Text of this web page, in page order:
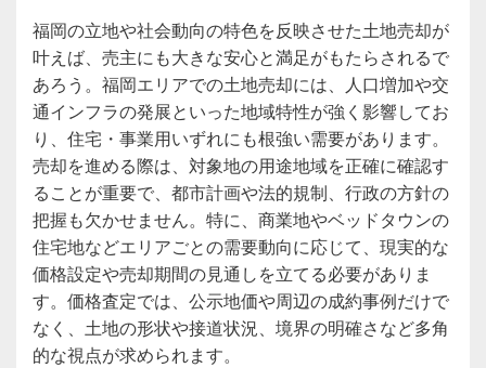
福岡の立地や社会動向の特色を反映させた土地売却が
叶えば、売主にも大きな安心と満足がもたらされるで
あろう。福岡エリアでの土地売却には、人口増加や交
通インフラの発展といった地域特性が強く影響してお
り、住宅・事業用いずれにも根強い需要があります。
売却を進める際は、対象地の用途地域を正確に確認す
ることが重要で、都市計画や法的規制、行政の方針の
把握も欠かせません。特に、商業地やベッドタウンの
住宅地などエリアごとの需要動向に応じて、現実的な
価格設定や売却期間の見通しを立てる必要がありま
す。価格査定では、公示地価や周辺の成約事例だけで
なく、土地の形状や接道状況、境界の明確さなど多角
的な視点が求められます。